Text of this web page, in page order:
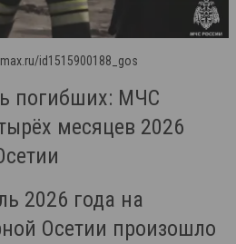
id1515900188_gos
погибших: МЧС
месяцев 2026
2026 года на
Осетии произошло